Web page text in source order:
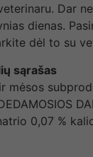
Dar
dienas.
dėl to su
sąrašas
mėsos
0,07 %